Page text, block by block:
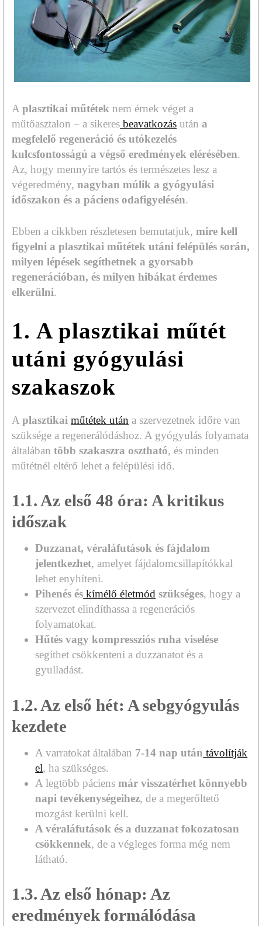
Aplasztikai műtétek nem érnek véget a
műtőasztalon – a sikeres beavatkozás utána
megfelelő regeneráció és utókezelés
kulcsfontosságú a végső eredmények elérésében.
Az, hogy mennyire tartós és természetes lesz a
végeredmény,nagyban múlik a gyógyulási
időszakon és a páciens odafigyelésén.
Ebben a cikkben részletesen bemutatjuk,mire kell
figyelni a plasztikai műtétek utáni felépülés során,
milyen lépések segíthetnek a gyorsabb
regenerációban, és milyen hibákat érdemes
elkerülni.
1. A plasztikai műtét
utáni gyógyulási
szakaszok
Aplasztikaiműtétek után a szervezetnek időre van
szüksége a regenerálódáshoz. A gyógyulás folyamata
általábantöbb szakaszra osztható, és minden
műtétnél eltérő lehet a felépülési idő.
1.1. Az első 48 óra: A kritikus
időszak
Duzzanat, véraláfutások és fájdalom
jelentkezhet, amelyet fájdalomcsillapítókkal
lehet enyhíteni.
Pihenés és kímélő életmód szükséges, hogy a
szervezet elindíthassa a regenerációs
folyamatokat.
Hűtés vagy kompressziós ruha viselése
segíthet csökkenteni a duzzanatot és a
gyulladást.
1.2. Az első hét: A sebgyógyulás
kezdete
A varratokat általában 7-14 nap után távolítják
el, ha szükséges.
A legtöbb páciensmár visszatérhet könnyebb
napi tevékenységeihez, de a megerőltető
mozgást kerülni kell.
A véraláfutások és a duzzanat fokozatosan
csökkennek, de a végleges forma még nem
látható.
1.3. Az első hónap: Az
eredmények formálódása